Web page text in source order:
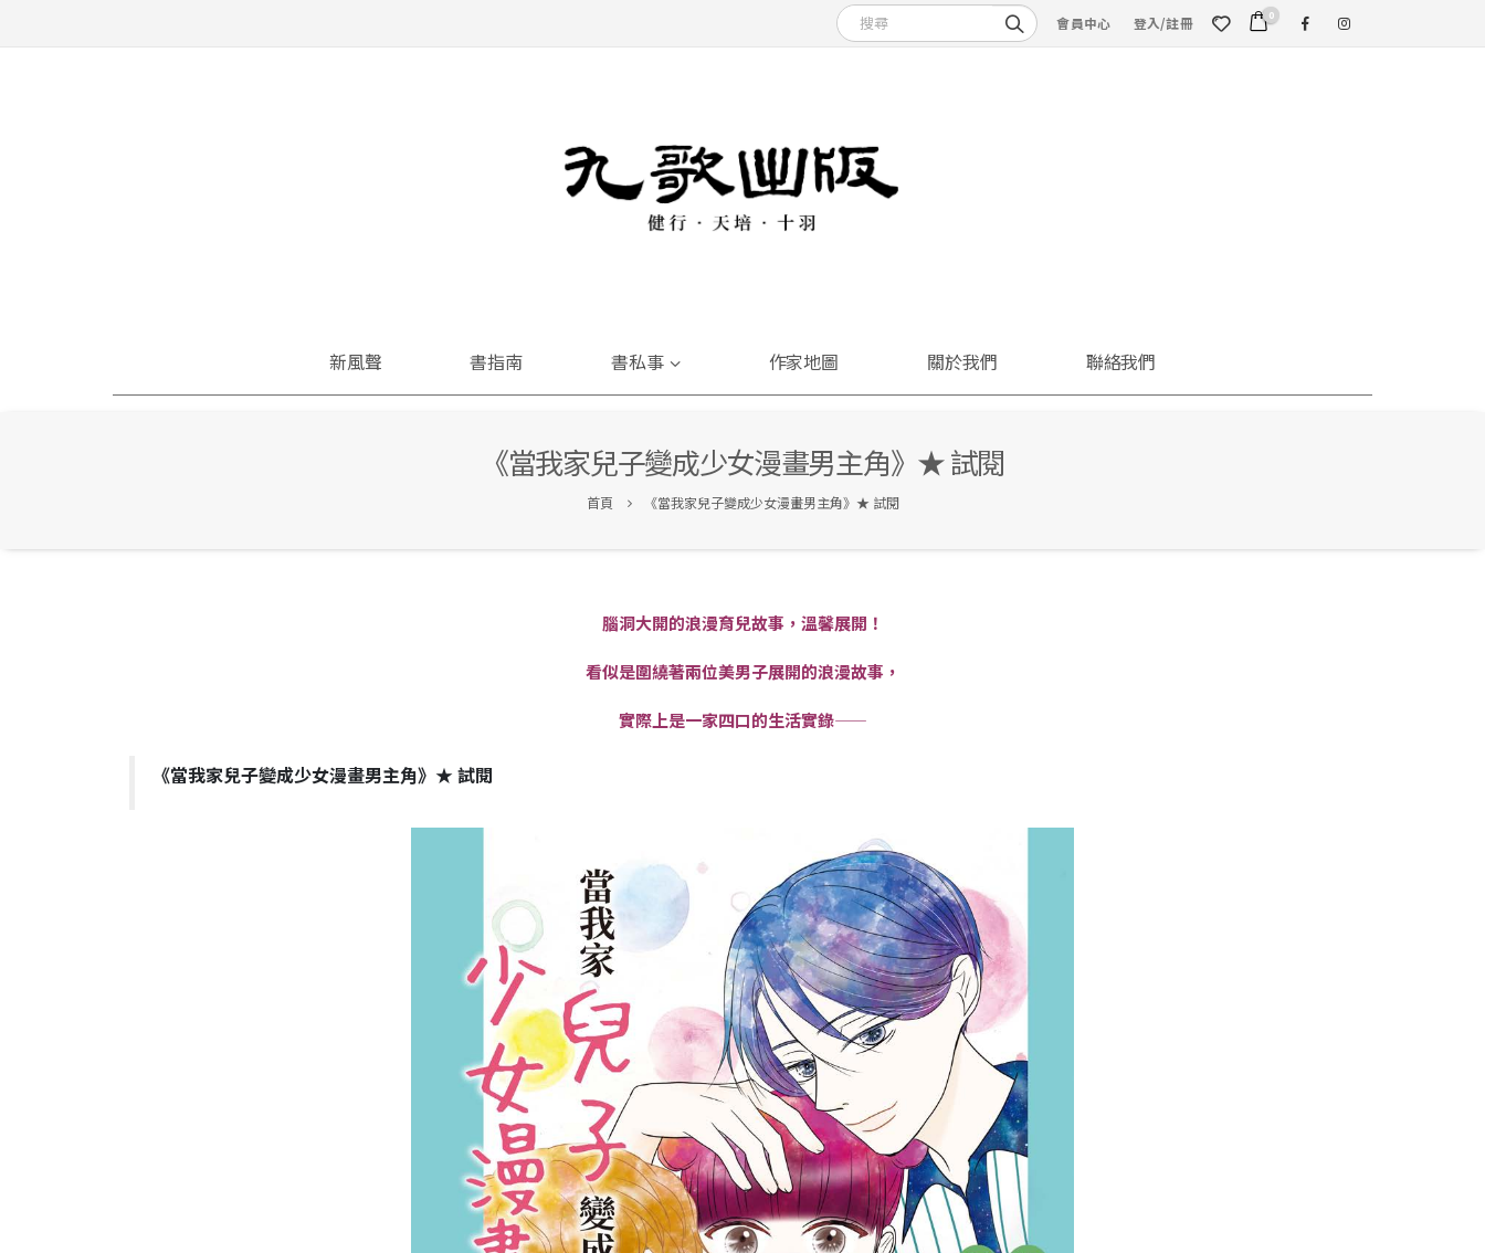
會員中心 登入/註冊 0
新風聲 書指南 書私事 作家地圖 關於我們 聯絡我們
《當我家兒子變成少女漫畫男主角》★ 試閱
首頁 《當我家兒子變成少女漫畫男主角》★ 試閱
腦洞大開的浪漫育兒故事，溫馨展開！
看似是圍繞著兩位美男子展開的浪漫故事，
實際上是一家四口的生活實錄——
《當我家兒子變成少女漫畫男主角》★ 試閱